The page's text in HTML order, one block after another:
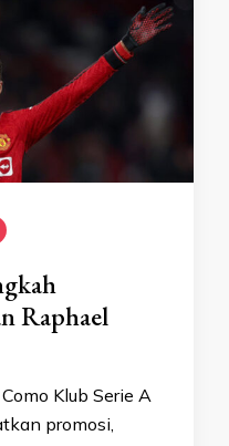
Raphael
Klub Serie A
promosi,